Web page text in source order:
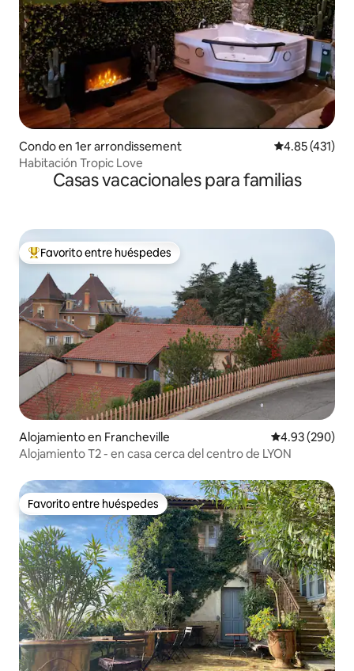
Condo en 1er arrondissement Calificación
4.85 (431)
Habitación Tropic Love
Casas vacacionales para familias
Favorito entre huéspedes preferido
Favorito entre huéspedes
Alojamiento en Francheville Calificación
4.93 (290)
Alojamiento T2 - en casa cerca del centro de LYON
Favorito entre huéspedes
Favorito entre huéspedes